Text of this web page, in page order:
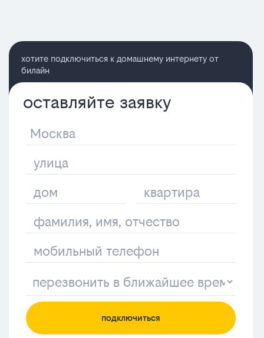
хотите подключиться к домашнему интернету от
билайн
оставляйте заявку
подключиться